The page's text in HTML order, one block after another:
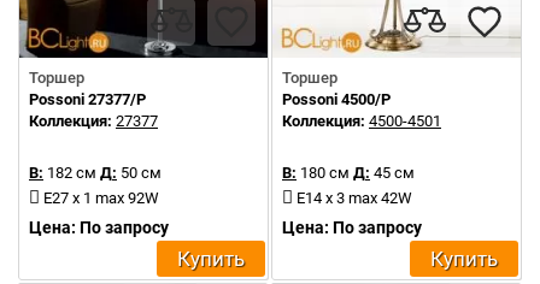
Торшер
Possoni 27377/P
Коллекция: 27377
В: 182 см Д: 50 см
E27 x 1 max 92W
Цена: По запросу
Купить
Торшер
Possoni 4500/P
Коллекция: 4500-4501
В: 180 см Д: 45 см
E14 x 3 max 42W
Цена: По запросу
Купить